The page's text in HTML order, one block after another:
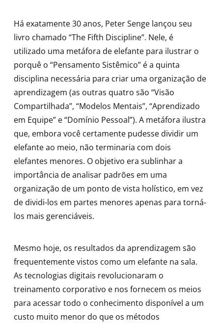
Há exatamente 30 anos, Peter Senge lançou seu
livro chamado “The Fifth Discipline”. Nele, é
utilizado uma metáfora de elefante para ilustrar o
porquê o “Pensamento Sistêmico” é a quinta
disciplina necessária para criar uma organização de
aprendizagem (as outras quatro são “Visão
Compartilhada”, “Modelos Mentais”, “Aprendizado
em Equipe” e “Domínio Pessoal”). A metáfora ilustra
que, embora você certamente pudesse dividir um
elefante ao meio, não terminaria com dois
elefantes menores. O objetivo era sublinhar a
importância de analisar padrões em uma
organização de um ponto de vista holístico, em vez
de dividi-los em partes menores apenas para torná-
los mais gerenciáveis.
Mesmo hoje, os resultados da aprendizagem são
frequentemente vistos como um elefante na sala.
As tecnologias digitais revolucionaram o
treinamento corporativo e nos fornecem os meios
para acessar todo o conhecimento disponível a um
custo muito menor do que os métodos